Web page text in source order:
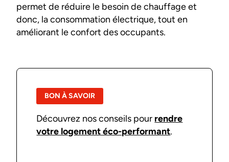
permet de réduire le besoin de chauffage et
donc, la consommation électrique, tout en
améliorant le confort des occupants.
BON À SAVOIR
Découvrez nos conseils pour rendre
votre logement éco-performant.